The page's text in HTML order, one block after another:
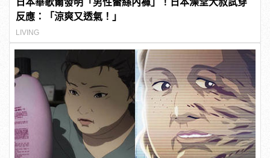
反應：「涼爽又透氣！」
LIVING